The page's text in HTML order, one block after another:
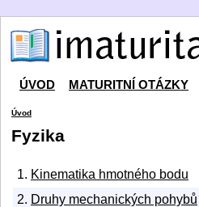
ÚVOD MATURITNÍ OTÁZKY
Úvod
Fyzika
1. Kinematika hmotného bodu
2. Druhy mechanických pohybů